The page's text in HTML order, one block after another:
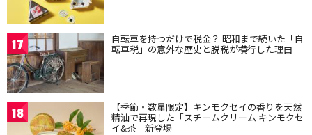
17 自転車を持つだけで税金？ 昭和まで続いた「自
転車税」の意外な歴史と脱税が横行した理由
18 【季節・数量限定】キンモクセイの香りを天然
精油で再現した「スチームクリーム キンモクセ
イ&茶」新登場